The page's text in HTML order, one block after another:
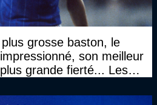
grosse baston, le
son meilleur
grande fierté... Les